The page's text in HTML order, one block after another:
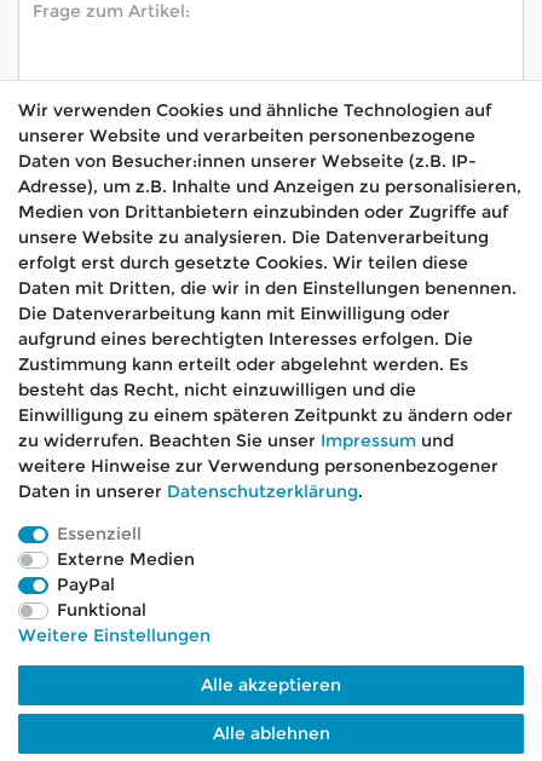
Hiermit bestätige ich, dass ich dieDaten­schutz­
erklärung gelesen habe. *
Absenden
🚚 Schneller Versand
📦 Kostenloser Versand ab 75 €
📞 Kostenlose Beratung per Telefon &
WhatsApp
Impressum
Barrierefreiheitserklärung
VERTRAG WIDERRUFEN Kontakt
Wir verwenden Cookies und ähnliche Technologien auf
unserer Website und verarbeiten personenbezogene
Daten von Besucher:innen unserer Webseite (z.B. IP-
Adresse), um z.B. Inhalte und Anzeigen zu personalisieren,
Medien von Drittanbietern einzubinden oder Zugriffe auf
unsere Website zu analysieren. Die Datenverarbeitung
erfolgt erst durch gesetzte Cookies. Wir teilen diese
Daten mit Dritten, die wir in den Einstellungen benennen.
Die Datenverarbeitung kann mit Einwilligung oder
aufgrund eines berechtigten Interesses erfolgen. Die
Zustimmung kann erteilt oder abgelehnt werden. Es
besteht das Recht, nicht einzuwilligen und die
Einwilligung zu einem späteren Zeitpunkt zu ändern oder
zu widerrufen. Beachten Sie unser Impressum und
weitere Hinweise zur Verwendung personenbezogener
Daten in unserer Daten­schutz­erklärung.
Essenziell
Externe Medien
PayPal
Funktional
Weitere Einstellungen
Alle akzeptieren
Alle ablehnen